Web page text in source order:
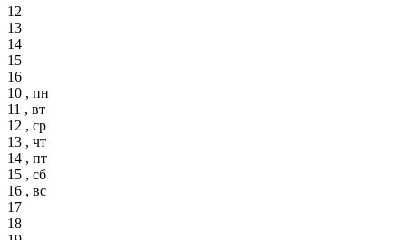
12
13
14
15
16
10 , пн
11 , вт
12 , ср
13 , чт
14 , пт
15 , сб
16 , вс
17
18